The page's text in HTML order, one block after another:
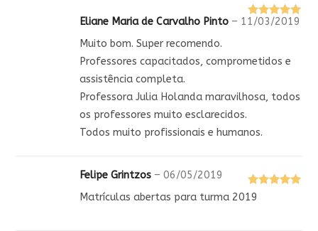
Avaliação5
Eliane Maria de Carvalho Pinto – 11/03/2019
Muito bom. Super recomendo.
Professores capacitados, comprometidos e
assistência completa.
Professora Julia Holanda maravilhosa, todos
os professores muito esclarecidos.
Todos muito profissionais e humanos.
Avaliação
Felipe Grintzos – 06/05/2019
Matrículas abertas para turma 2019